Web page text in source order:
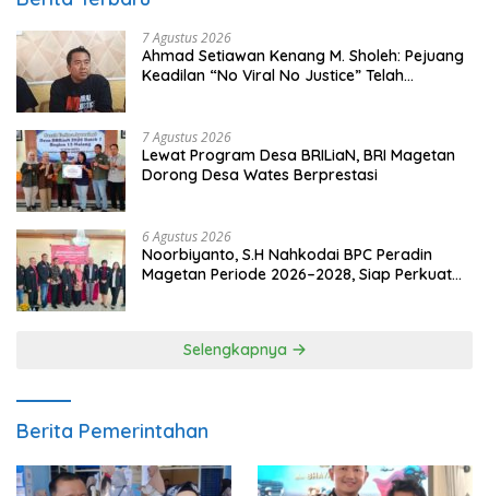
7 Agustus 2026
Ahmad Setiawan Kenang M. Sholeh: Pejuang
Keadilan “No Viral No Justice” Telah
7 Agustus 2026
Lewat Program Desa BRILiaN, BRI Magetan
Dorong Desa Wates Berprestasi
6 Agustus 2026
Noorbiyanto, S.H Nahkodai BPC Peradin
Magetan Periode 2026–2028, Siap Perkuat
Selengkapnya
Berita Pemerintahan